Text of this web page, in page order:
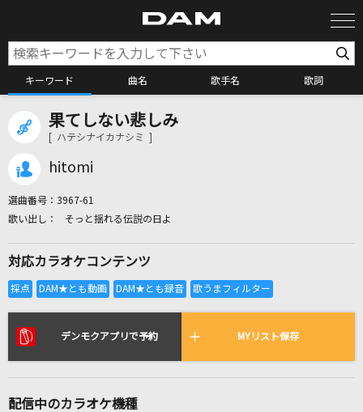
キーワード 曲名 歌手名 歌詞
カラオケ検索
全国りれき
リアルタイムで歌われている曲の一覧
果てしない悲しみ
[ ハテシナイカナシミ ]
hitomi
選曲番号： 3967-61
そっと揺れる伝説の日よ
対応カラオケコンテンツ
デンモクアプリで予約 MYリスト保存
配信中のカラオケ機種